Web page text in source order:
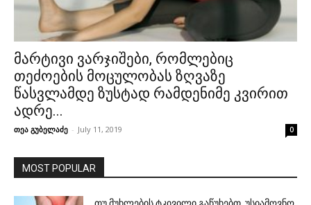
მარტივი ვარჯიშები, რომლებიც
თეძოების მოცულობას ზღვაზე
წასვლამდე ზუსტად რამდენიმე კვირით
ადრე...
თეა გუბელაძე - July 11, 2019 0
MOST POPULAR